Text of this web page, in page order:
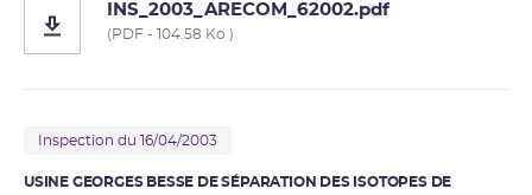
INS_2003_ARECOM_62002.pdf
(PDF - 104.58 Ko )
Inspection du 16/04/2003
USINE GEORGES BESSE DE SÉPARATION DES ISOTOPES DE